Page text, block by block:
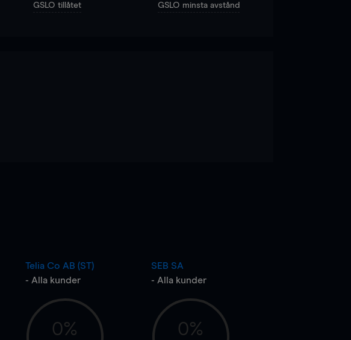
GSLO tillåtet GSLO minsta avstånd
Telia Co AB (ST)
- Alla kunder
0%
SEB SA
- Alla kunder
0%